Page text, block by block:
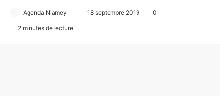
Agenda Niamey 18 septembre 2019 0
2 minutes de lecture